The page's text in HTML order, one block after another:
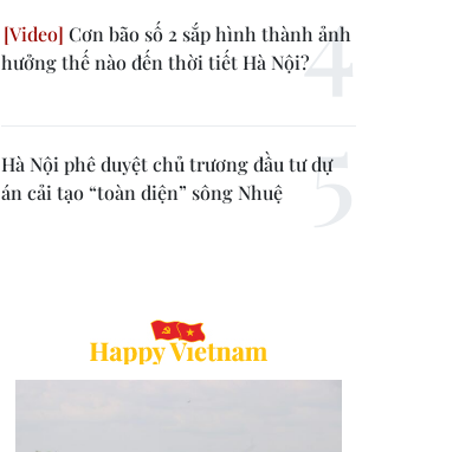
Cơn bão số 2 sắp hình thành ảnh
hưởng thế nào đến thời tiết Hà Nội?
Hà Nội phê duyệt chủ trương đầu tư dự
án cải tạo “toàn diện” sông Nhuệ